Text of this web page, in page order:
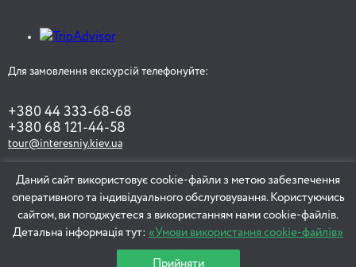
Для замовлення екскурсій телефонуйте:
+380 44 333-68-68
+380 68 121-44-58
tour@interesniy.kiev.ua
ЗАМОВИТИ ЕКСКУРСІЮ
Даний сайт використовує cookie-файли з метою забезпечення
оперативного та індивідуального обслуговування. Користуючись
сайтом, ви погоджуєтеся з використанням нами cookie-файлів.
Детальна інформація тут: «Умови використання cookie-файлів»
Прийняти